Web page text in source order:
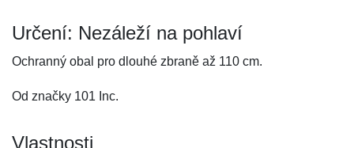
Určení: Nezáleží na pohlaví
Ochranný obal pro dlouhé zbraně až 110 cm.
Od značky 101 Inc.
Vlastnosti